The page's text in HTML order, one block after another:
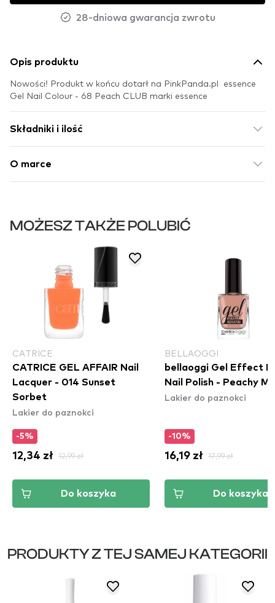
28-dniowa gwarancja zwrotu
Opis produktu
Nowości! Produkt w końcu dotarł na PinkPanda.pl essence
Gel Nail Colour - 68 Peach CLUB marki essence
Składniki i ilość
O marce
MOŻESZ TAKŻE POLUBIĆ
CATRICE
CATRICE GEL AFFAIR Nail
Lacquer - 014 Sunset
Sorbet
Lakier do paznokci
-5%
12,34 zł 12,99 zł
Do koszyka
BELLAOGGI
bellaoggi Gel Effect
Nail Polish - Peachy
Lakier do paznokci
-10%
16,19 zł 17,99 zł
Do koszyka
PRODUKTY Z TEJ SAMEJ KATEGORII